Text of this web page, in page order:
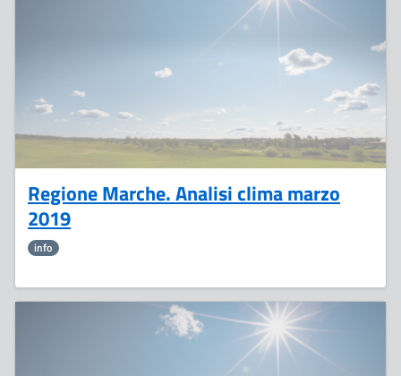
Regione Marche. Analisi clima marzo
2019
info